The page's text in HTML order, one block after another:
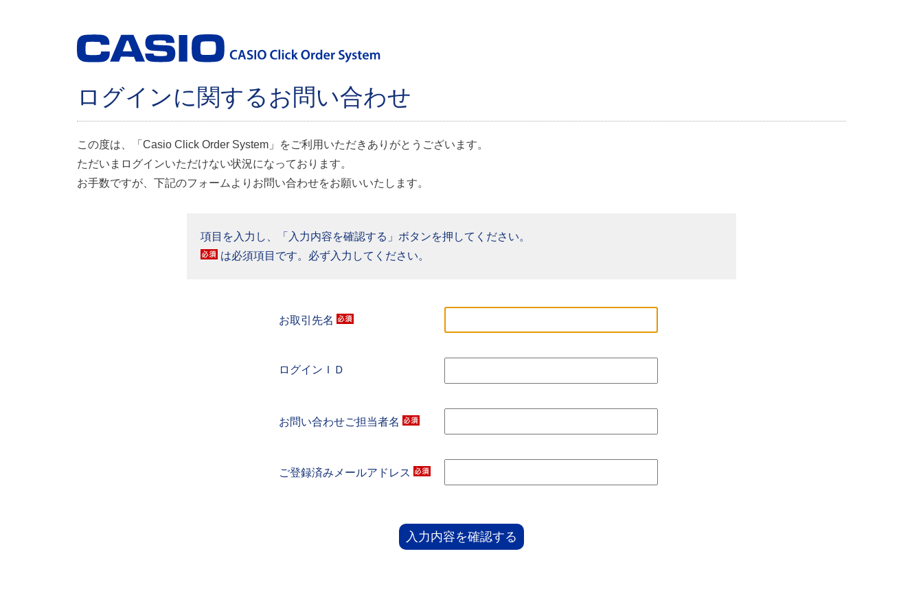
ログインに関するお問い合わせ
この度は、「Casio Click Order System」をご利用いただきありがとうございます。
ただいまログインいただけない状況になっております。
お手数ですが、下記のフォームよりお問い合わせをお願いいたします。
項目を入力し、「入力内容を確認する」ボタンを押してください。
は必須項目です。必ず入力してください。
お取引先名
ログインＩＤ
お問い合わせご担当者名
ご登録済みメールアドレス